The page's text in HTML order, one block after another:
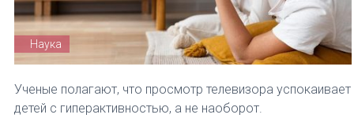
Наука
Ученые полагают, что просмотр телевизора успокаивает
детей с гиперактивностью, а не наоборот.